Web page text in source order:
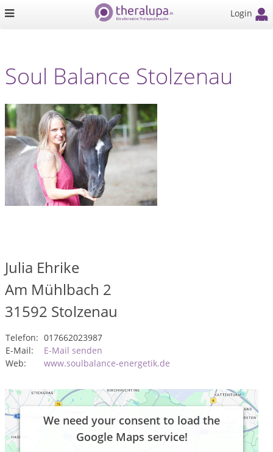
Login
Soul Balance Stolzenau
Julia Ehrike
Am Mühlbach 2
31592 Stolzenau
Telefon: 017662023987
E-Mail:
E-Mail senden
Web:
www.soulbalance-energetik.de
We need your consent to load the
Google Maps service!